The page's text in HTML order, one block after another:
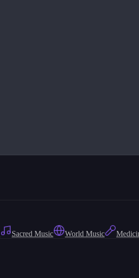
Sacred Music World Music